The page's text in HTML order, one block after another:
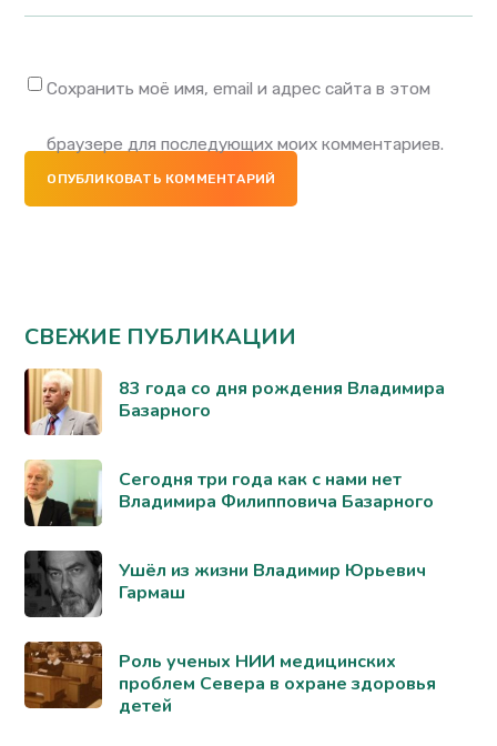
Сохранить моё имя, email и адрес сайта в этом
браузере для последующих моих комментариев.
ОПУБЛИКОВАТЬ КОММЕНТАРИЙ
СВЕЖИЕ ПУБЛИКАЦИИ
83 года со дня рождения Владимира
Базарного
Сегодня три года как с нами нет
Владимира Филипповича Базарного
Ушёл из жизни Владимир Юрьевич
Гармаш
Роль ученых НИИ медицинских
проблем Севера в охране здоровья
детей